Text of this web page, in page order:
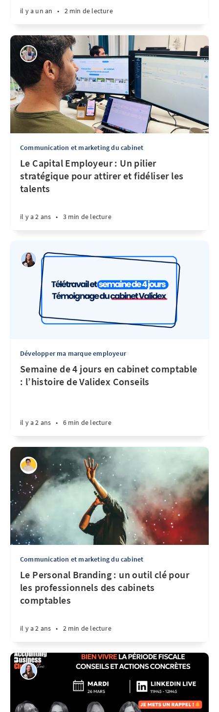
il y a un an • 2 min de lecture
Communication et marketing du cabinet
Le Capital Employeur : Un pilier
stratégique pour attirer et fidéliser les
talents
il y a 2 ans • 3 min de lecture
Développer ma marque employeur
Semaine de 4 jours en cabinet comptable
: l’histoire de Validex Conseils
il y a 2 ans • 6 min de lecture
Communication et marketing du cabinet
Le Personal Branding : un outil clé pour
les professionnels des cabinets
comptables
il y a 2 ans • 2 min de lecture